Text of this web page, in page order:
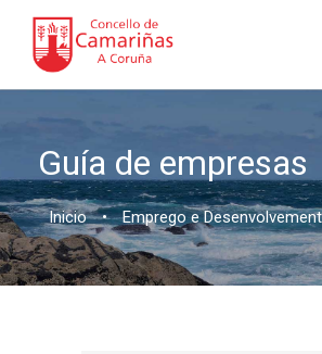
Guía de empresas
Inicio • Emprego e